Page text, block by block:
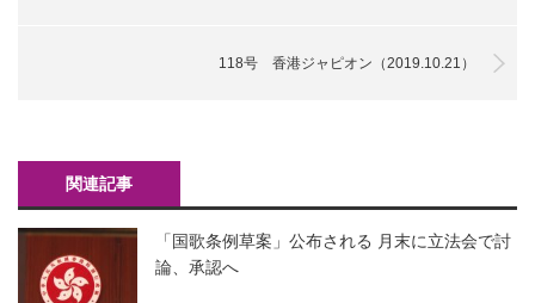
118号 香港ジャピオン（2019.10.21）
関連記事
「国歌条例草案」公布される 月末に立法会で討
論、承認へ